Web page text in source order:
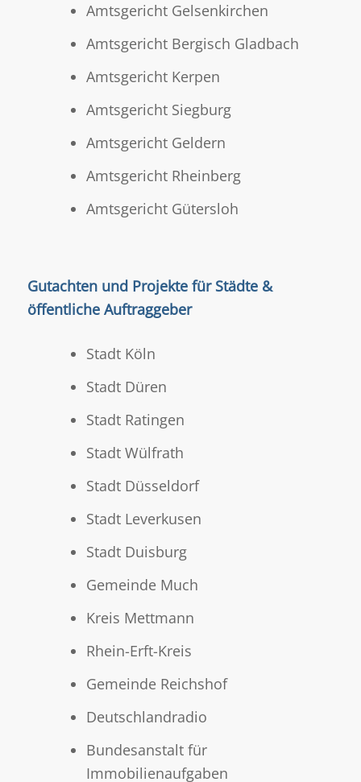
Amtsgericht Gelsenkirchen
Amtsgericht Bergisch Gladbach
Amtsgericht Kerpen
Amtsgericht Siegburg
Amtsgericht Geldern
Amtsgericht Rheinberg
Amtsgericht Gütersloh
Gutachten und Projekte für Städte &
öffentliche Auftraggeber
Stadt Köln
Stadt Düren
Stadt Ratingen
Stadt Wülfrath
Stadt Düsseldorf
Stadt Leverkusen
Stadt Duisburg
Gemeinde Much
Kreis Mettmann
Rhein-Erft-Kreis
Gemeinde Reichshof
Deutschlandradio
Bundesanstalt für
Immobilienaufgaben